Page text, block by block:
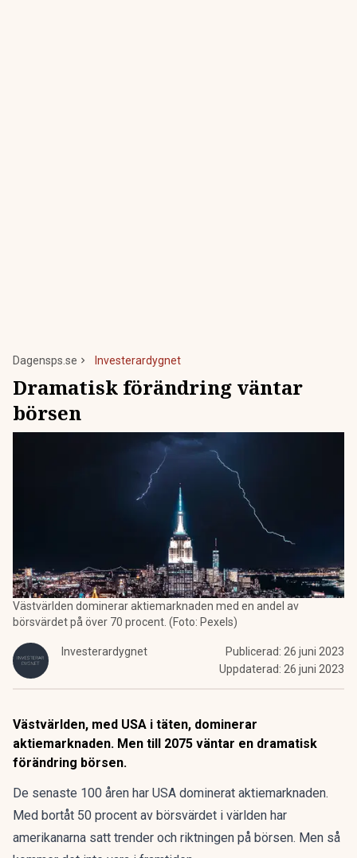
Dagensps.se Investerardygnet
Dramatisk förändring väntar
börsen
Västvärlden dominerar aktiemarknaden med en andel av
börsvärdet på över 70 procent. (Foto: Pexels)
Investerardygnet Publicerad: 26 juni 2023
Uppdaterad: 26 juni 2023
Västvärlden, med USA i täten, dominerar
aktiemarknaden. Men till 2075 väntar en dramatisk
förändring börsen.
De senaste 100 åren har USA dominerat aktiemarknaden.
Med bortåt 50 procent av börsvärdet i världen har
amerikanarna satt trender och riktningen på börsen. Men så